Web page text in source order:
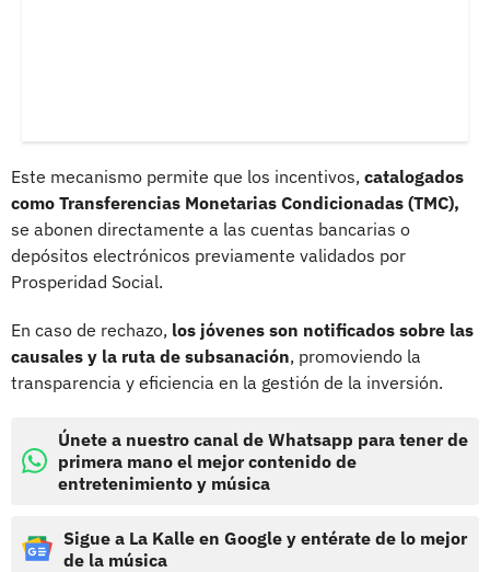
Este mecanismo permite que los incentivos, catalogados
como Transferencias Monetarias Condicionadas (TMC),
se abonen directamente a las cuentas bancarias o
depósitos electrónicos previamente validados por
Prosperidad Social.
En caso de rechazo, los jóvenes son notificados sobre las
causales y la ruta de subsanación, promoviendo la
transparencia y eficiencia en la gestión de la inversión.
Únete a nuestro canal de Whatsapp para tener de
primera mano el mejor contenido de
entretenimiento y música
Sigue a La Kalle en Google y entérate de lo mejor
de la música